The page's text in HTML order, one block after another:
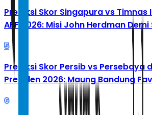
Prediksi Skor Singapura vs Timnas
AFF 2026: Misi John Herdman
5
Prediksi Skor Persib vs Persebaya
Presiden 2026: Maung Bandung
6